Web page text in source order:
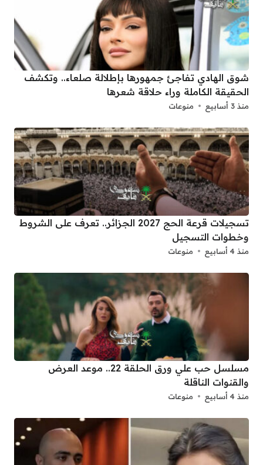
شوق الهادي تفاجئ جمهورها بإطلالة صلعاء.. وتكشف
الحقيقة الكاملة وراء حلاقة شعرها
منذ 3 أسابيع منوعات
تسجيلات قرعة الحج 2027 الجزائر.. تعرف على الشروط
وخطوات التسجيل
منذ 4 أسابيع منوعات
مسلسل حب علي ورق الحلقة 22.. موعد العرض
والقنوات الناقلة
منذ 4 أسابيع منوعات